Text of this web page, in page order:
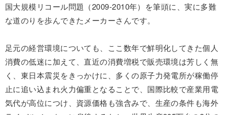
国大規模リコール問題（2009-2010年）を筆頭に、実に多難
な道のりを歩んできたメーカーさんです。
足元の経営環境についても、ここ数年で鮮明化してきた個人
消費の低迷に加えて、直近の消費増税で販売環境は芳しく無
く、東日本震災をきっかけに、多くの原子力発電所が稼働停
止に追い込まれ火力偏重となることで、国際比較で産業用電
気代が高位につけ、資源価格も強含みで、生産の条件も海外